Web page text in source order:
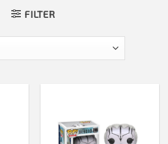
FILTER